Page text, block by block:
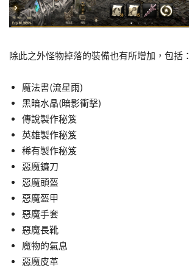
除此之外怪物掉落的裝備也有所增加，包括：
魔法書(流星雨)
黑暗水晶(暗影衝擊)
傳說製作秘笈
英雄製作秘笈
稀有製作秘笈
惡魔鐮刀
惡魔頭盔
惡魔盔甲
惡魔手套
惡魔長靴
魔物的氣息
惡魔皮革